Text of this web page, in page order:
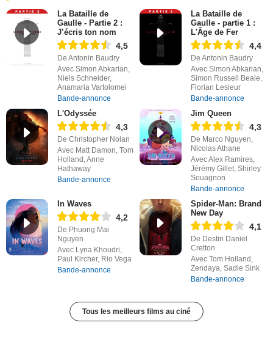
La Bataille de
Gaulle - Partie 2 :
J’écris ton nom
4,5
De Antonin Baudry
Avec Simon Abkarian,
Niels Schneider,
Anamaria Vartolomei
Bande-annonce
La Bataille de
Gaulle - partie 1 :
L'Âge de Fer
4,4
De Antonin Baudry
Avec Simon Abkarian,
Simon Russell Beale,
Florian Lesieur
Bande-annonce
L'Odyssée
4,3
De Christopher Nolan
Avec Matt Damon, Tom
Holland, Anne
Hathaway
Bande-annonce
Jim Queen
4,3
De Marco Nguyen,
Nicolas Athane
Avec Alex Ramires,
Jérémy Gillet, Shirley
Souagnon
Bande-annonce
In Waves
4,2
De Phuong Mai
Nguyen
Avec Lyna Khoudri,
Paul Kircher, Rio Vega
Bande-annonce
Spider-Man: Brand
New Day
4,1
De Destin Daniel
Cretton
Avec Tom Holland,
Zendaya, Sadie Sink
Bande-annonce
Tous les meilleurs films au ciné